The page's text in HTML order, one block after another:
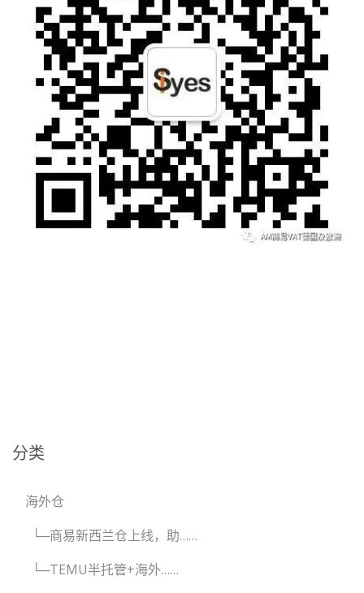
分类
海外仓
└─商易新西兰仓上线，助……
└─TEMU半托管+海外……